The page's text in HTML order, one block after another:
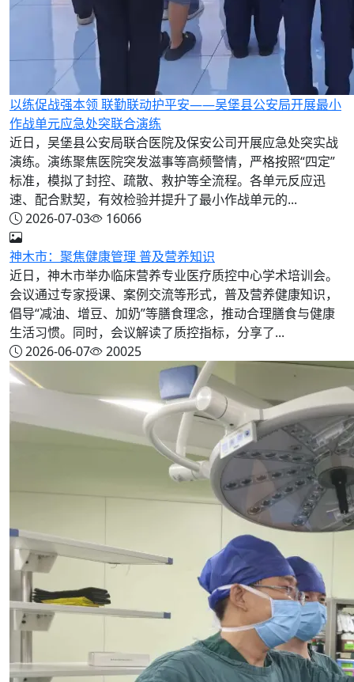
以练促战强本领 联勤联动护平安——吴堡县公安局开展最小
作战单元应急处突联合演练
近日，吴堡县公安局联合医院及保安公司开展应急处突实战
演练。演练聚焦医院突发滋事等高频警情，严格按照“四定”
标准，模拟了封控、疏散、救护等全流程。各单元反应迅
速、配合默契，有效检验并提升了最小作战单元的...
2026-07-03
16066
神木市：聚焦健康管理 普及营养知识
近日，神木市举办临床营养专业医疗质控中心学术培训会。
会议通过专家授课、案例交流等形式，普及营养健康知识，
倡导“减油、增豆、加奶”等膳食理念，推动合理膳食与健康
生活习惯。同时，会议解读了质控指标，分享了...
2026-06-07
20025